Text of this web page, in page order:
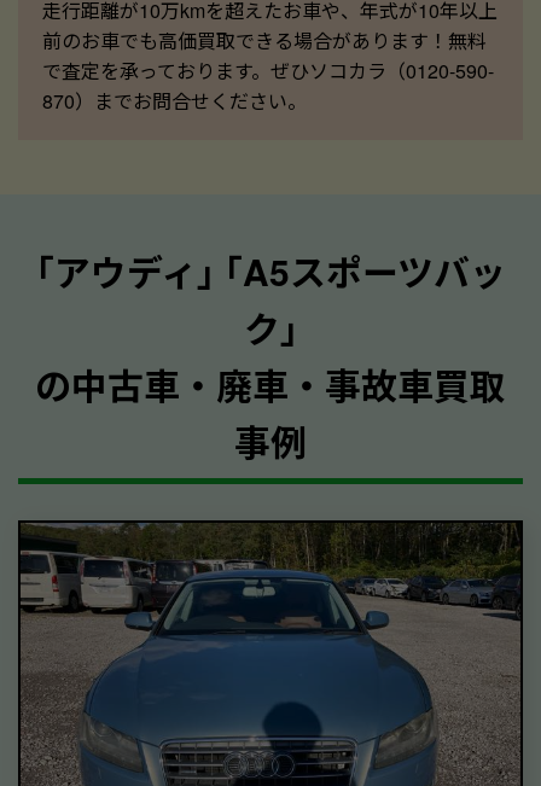
走行距離が10万kmを超えたお車や、年式が10年以上
前のお車でも高価買取できる場合があります！無料
で査定を承っております。ぜひソコカラ（0120-590-
870）までお問合せください。
｢アウディ｣ ｢A5スポーツバッ
ク｣
の中古車・廃車・事故車買取
事例